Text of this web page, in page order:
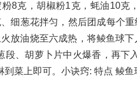
8克，胡椒粉1克，蚝油10克
细葱花拌匀，然后团成每个
放油烧至六成热，将鲮鱼球
段、胡萝卜片中火爆香，再下
到菜上即可。小诀窍: 特点 鲮鱼